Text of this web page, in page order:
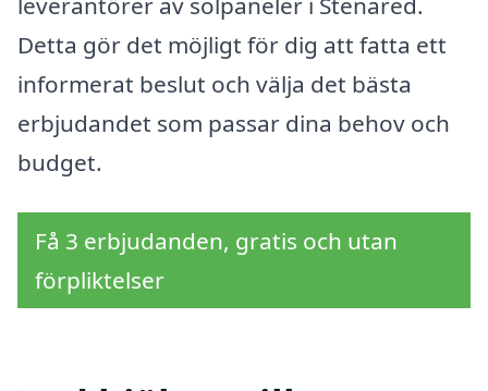
Detta gör det möjligt för dig att fatta ett
informerat beslut och välja det bästa
erbjudandet som passar dina behov och
budget.
Få 3 erbjudanden, gratis och utan
förpliktelser